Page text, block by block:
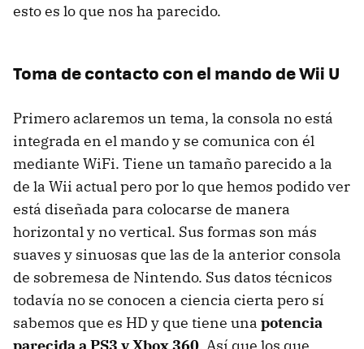
esto es lo que nos ha parecido.
Toma de contacto con el mando de Wii U
Primero aclaremos un tema, la consola no está
integrada en el mando y se comunica con él
mediante WiFi. Tiene un tamaño parecido a la
de la Wii actual pero por lo que hemos podido ver
está diseñada para colocarse de manera
horizontal y no vertical. Sus formas son más
suaves y sinuosas que las de la anterior consola
de sobremesa de Nintendo. Sus datos técnicos
todavía no se conocen a ciencia cierta pero sí
sabemos que es HD y que tiene una potencia
parecida a PS3 y Xbox 360. Así que los que